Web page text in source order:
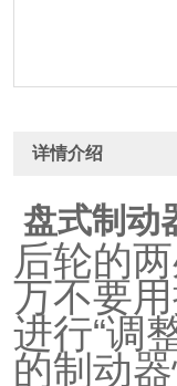
详情介绍
盘式制动
后轮的
万不要
进行“调
的制动